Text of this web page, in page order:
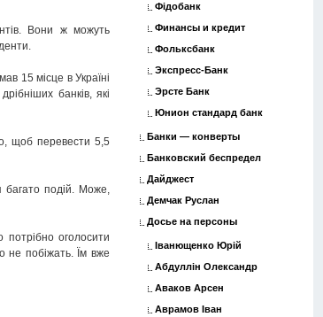
Вони ж можуть
15 місце в Україні
банків, які
щоб перевести 5,5
багато подій. Може,
оголосити
не побіжать. Їм вже
Фідобанк
Финансы и кредит
Фольксбанк
Экспресс-Банк
Эрсте Банк
Юнион стандард банк
Банки — конверты
Банковский беспредел
Дайджест
Демчак Руслан
Досье на персоны
Іванющенко Юрій
Абдуллін Олександр
Аваков Арсен
Аврамов Іван